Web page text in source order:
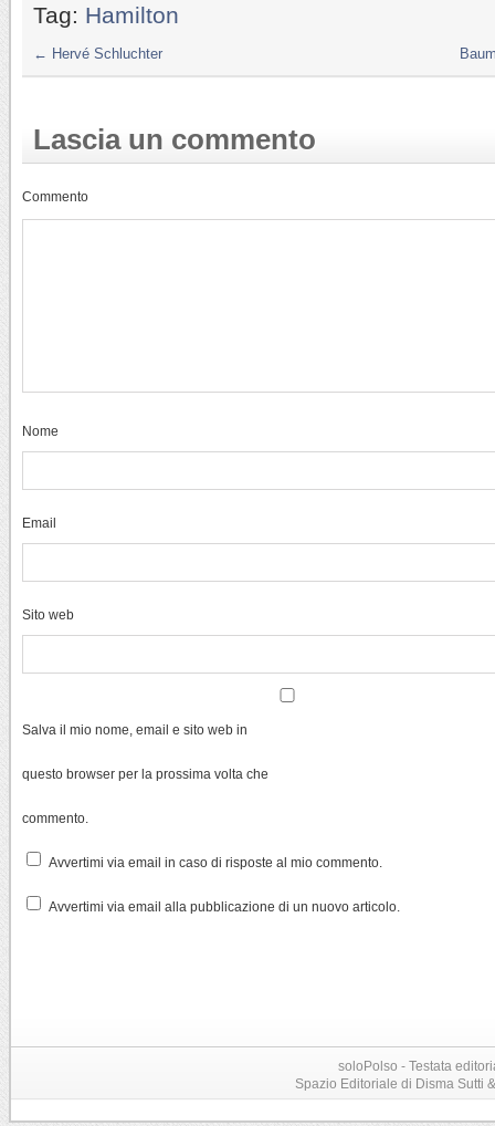
Tag: Hamilton
← Hervé Schluchter
Lascia un commento
Commento
Nome
Email
Sito web
Salva il mio nome, email e sito web in
questo browser per la prossima volta che
commento.
Avvertimi via email in caso di risposte al mio commento.
Avvertimi via email alla pubblicazione di un nuovo articolo.
soloPolso - Testata
Spazio Editoriale di Disma Sutti